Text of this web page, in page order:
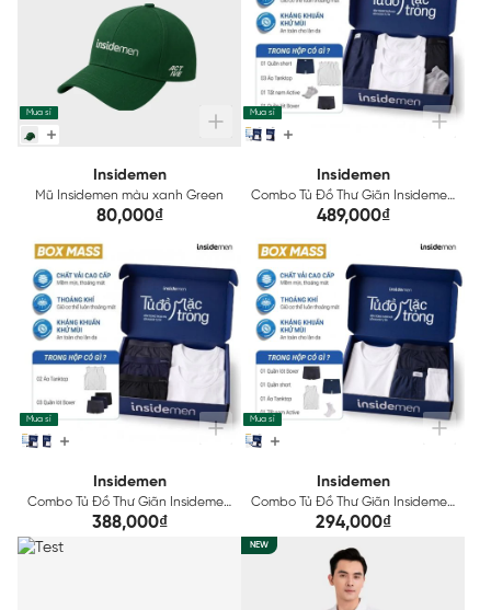
Mua sỉ
Insidemen
Mũ Insidemen màu xanh Green
80,000₫
Mua sỉ
Insidemen
Combo Tủ Đồ Thư Giãn Insidemen
3 Áo Ba Lỗ Cotton Và Quần Short
Nam Mặc Nhà Siêu Thoáng Mát
489,000₫
Mua sỉ
Insidemen
Combo Tủ Đồ Thư Giãn Insidemen
3 Áo Ba Lỗ Cotton Và Quần Short
Nam Mặc Nhà Siêu Thoáng Mát
388,000₫
Mua sỉ
Insidemen
Combo Tủ Đồ Thư Giãn Insidemen
3 Áo Ba Lỗ Cotton Và Quần Short
Nam Mặc Nhà Siêu Thoáng Mát
C299-03
294,000₫
NEW